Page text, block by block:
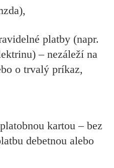
platby (napr.
– nezáleží na
o trvalý príkaz,
kartou – bez
debetnou alebo